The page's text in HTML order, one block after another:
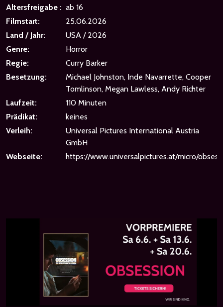
Altersfreigabe : ab 16
Filmstart:
25.06.2026
Land / Jahr:
USA / 2026
Genre:
Horror
Regie:
Curry Barker
Besetzung:
Michael Johnston, Inde Navarrette, Cooper
Tomlinson, Megan Lawless, Andy Richter
Laufzeit:
110 Minuten
Prädikat:
keines
Verleih:
Universal Pictures International Austria
GmbH
Webseite:
https://www.universalpictures.at/micro/